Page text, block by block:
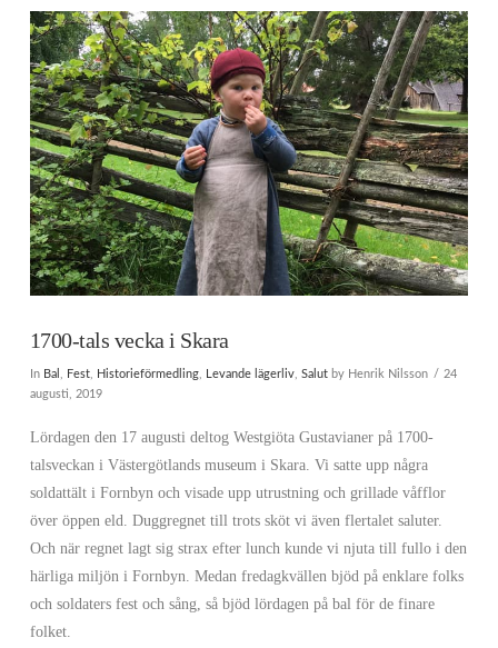
VIEW POST
1700-tals vecka i Skara
In Bal Fest, Historieförmedling, Levande lägerliv, Salutby Henrik Nilsson
24
augusti, 2019
Lördagen den 17 augusti deltog Westgiöta Gustavianer på 1700-
talsveckan i Västergötlands museum i Skara. Vi satte upp några
soldattält i Fornbyn och visade upp utrustning och grillade våfflor
över öppen eld. Duggregnet till trots sköt vi även flertalet saluter.
Och när regnet lagt sig strax efter lunch kunde vi njuta till fullo i den
härliga miljön i Fornbyn. Medan fredagkvällen bjöd på enklare folks
och soldaters fest och sång, så bjöd lördagen på bal för de finare
folket.